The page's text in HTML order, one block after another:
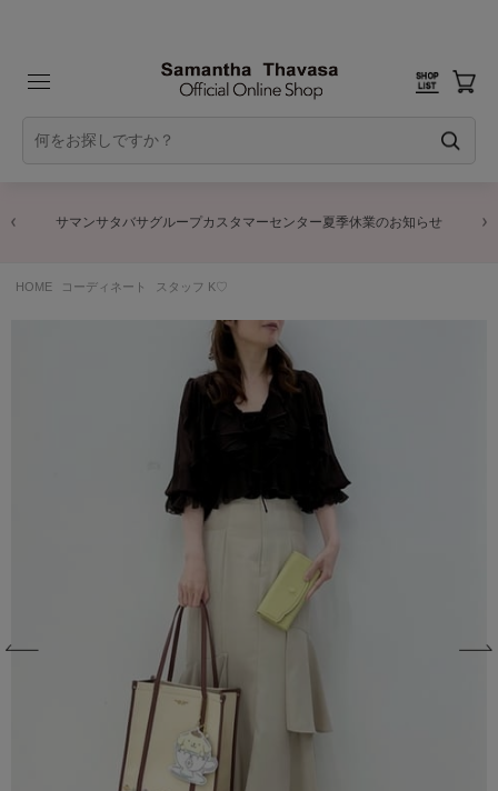
サマンサタバサグループカスタマーセンター夏季休業のお知らせ
HOME コーディネート スタッフ K♡